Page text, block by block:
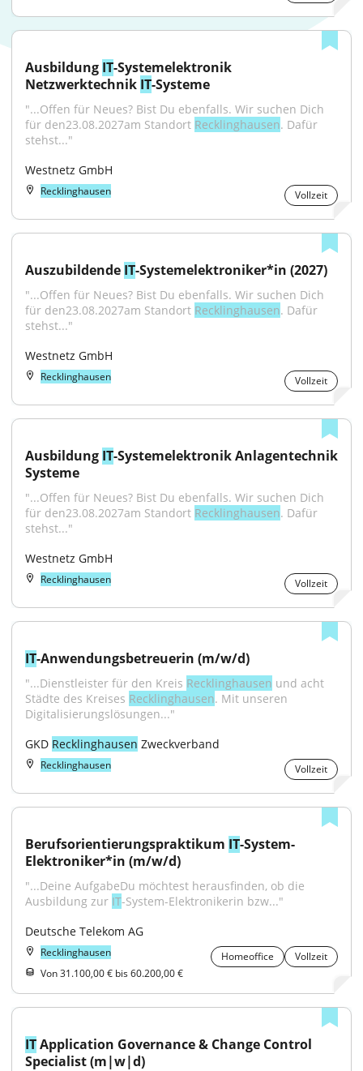
Ausbildung IT-Systemelektronik
Netzwerktechnik IT-Systeme
"...Offen für Neues? Bist Du ebenfalls. Wir suchen Dich
für den23.08.2027am Standort Recklinghausen. Dafür
stehst..."
Westnetz GmbH
Recklinghausen Vollzeit
Auszubildende IT-Systemelektroniker*in (2027)
"...Offen für Neues? Bist Du ebenfalls. Wir suchen Dich
für den23.08.2027am Standort Recklinghausen. Dafür
stehst..."
Westnetz GmbH
Recklinghausen Vollzeit
Ausbildung IT-Systemelektronik Anlagentechnik
Systeme
"...Offen für Neues? Bist Du ebenfalls. Wir suchen Dich
für den23.08.2027am Standort Recklinghausen. Dafür
stehst..."
Westnetz GmbH
Recklinghausen Vollzeit
IT-Anwendungsbetreuerin (m/w/d)
"...Dienstleister für den Kreis Recklinghausen und acht
Städte des Kreises Recklinghausen. Mit unseren
Digitalisierungslösungen..."
GKD Recklinghausen Zweckverband
Recklinghausen Vollzeit
Berufsorientierungspraktikum IT-System-
Elektroniker*in (m/w/d)
"...Deine AufgabeDu möchtest herausfinden, ob die
Ausbildung zur IT-System-Elektronikerin bzw..."
Deutsche Telekom AG
Recklinghausen Homeoffice
Vollzeit
Von 31.100,00 € bis 60.200,00 €
IT Application Governance & Change Control
Specialist (m|w|d)